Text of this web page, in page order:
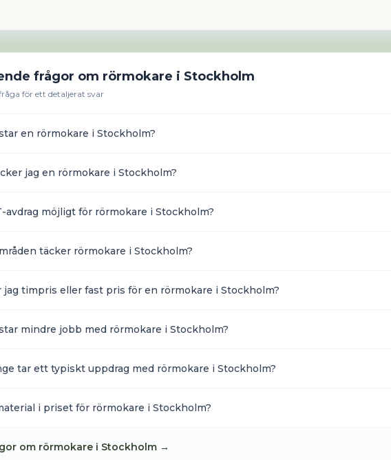
frågor om rörmokare i Stockholm
för ett detaljerat svar
en rörmokare i Stockholm?
jag en rörmokare i Stockholm?
avdrag möjligt för rörmokare i Stockholm?
täcker rörmokare i Stockholm?
jag timpris eller fast pris för en rörmokare i Stockholm?
mindre jobb med rörmokare i Stockholm?
tar ett typiskt uppdrag med rörmokare i Stockholm?
i priset för rörmokare i Stockholm?
om rörmokare i Stockholm →